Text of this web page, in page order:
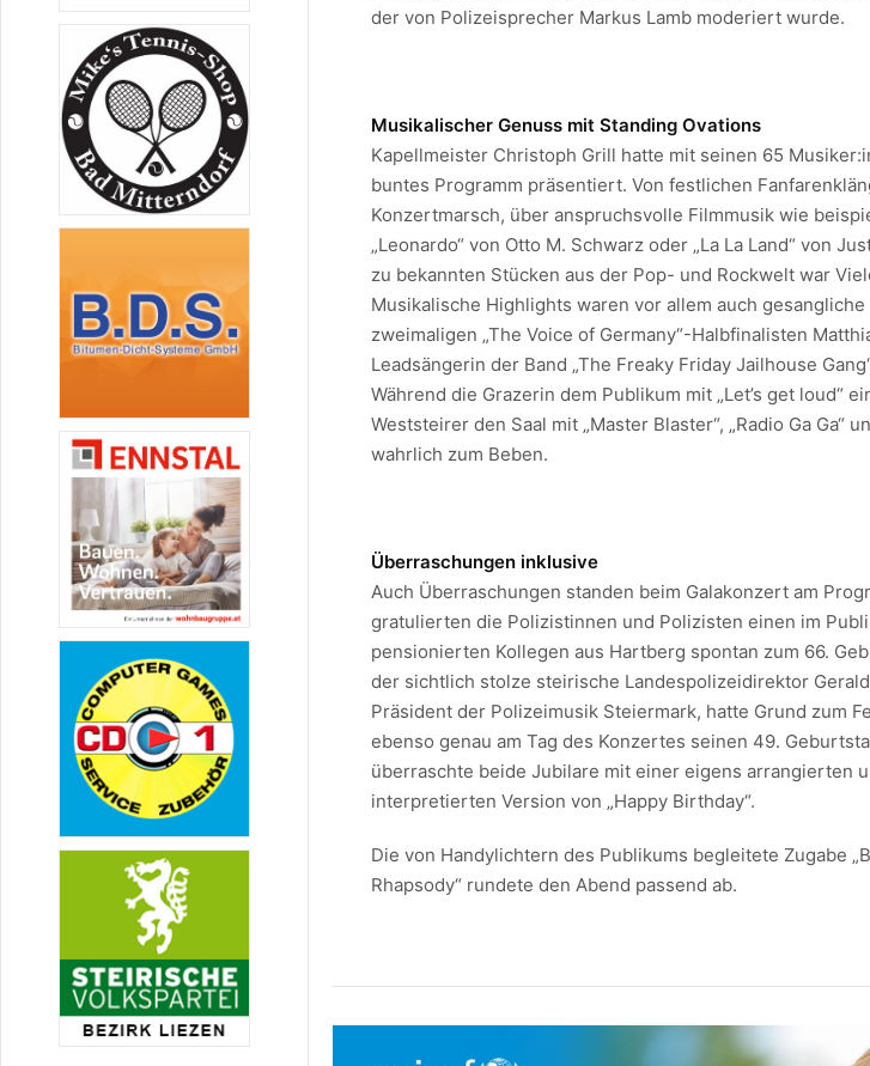
der von Polizeisprecher Markus Lamb moderiert wurde.
Musikalischer Genuss mit Standing Ovations
Kapellmeister Christoph Grill hatte mit seinen 65
buntes Programm präsentiert. Von festlichen
Konzertmarsch, über anspruchsvolle Filmmusik wie
„Leonardo“ von Otto M. Schwarz oder „La La Land“ von
zu bekannten Stücken aus der Pop- und Rockwelt war
Musikalische Highlights waren vor allem auch
zweimaligen „The Voice of Germany“-Halbfinalisten
Leadsängerin der Band „The Freaky Friday Jailhouse
Während die Grazerin dem Publikum mit „Let’s get loud“
Weststeirer den Saal mit „Master Blaster“, „Radio Ga Ga“
wahrlich zum Beben.
Überraschungen inklusive
Auch Überraschungen standen beim Galakonzert am
gratulierten die Polizistinnen und Polizisten einen im
pensionierten Kollegen aus Hartberg spontan zum 66.
der sichtlich stolze steirische Landespolizeidirektor
Präsident der Polizeimusik Steiermark, hatte Grund zum
ebenso genau am Tag des Konzertes seinen 49.
überraschte beide Jubilare mit einer eigens arrangierten
interpretierten Version von „Happy Birthday“.
Die von Handylichtern des Publikums begleitete Zugabe
Rhapsody“ rundete den Abend passend ab.